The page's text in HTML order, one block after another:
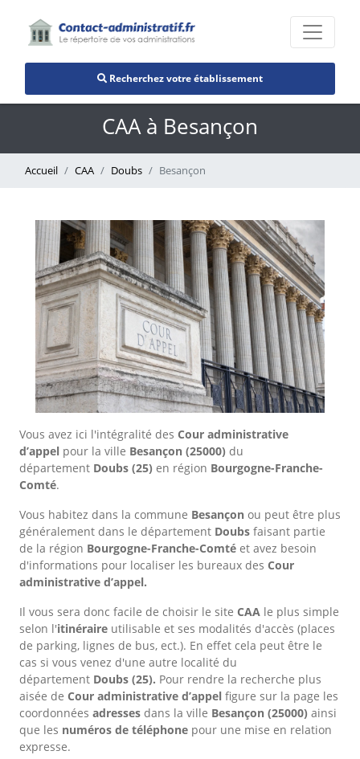
Recherchez votre établissement
CAA à Besançon
Accueil CAA Doubs Besançon
Vous avez ici l'intégralité des Cour administrative
d’appel pour la ville Besançon (25000) du
département Doubs (25) en région Bourgogne-Franche-
Comté.
Vous habitez dans la commune Besançon ou peut être plus
généralement dans le département Doubs faisant partie
de la région Bourgogne-Franche-Comté et avez besoin
d'informations pour localiser les bureaux des Cour
administrative d’appel.
Il vous sera donc facile de choisir le site CAA le plus simple
selon l'itinéraire utilisable et ses modalités d'accès (places
de parking, lignes de bus, ect.). En effet cela peut être le
cas si vous venez d'une autre localité du
département Doubs (25). Pour rendre la recherche plus
aisée de Cour administrative d’appel figure sur la page les
coordonnées adresses dans la ville Besançon (25000) ainsi
que les numéros de téléphone pour une mise en relation
expresse.